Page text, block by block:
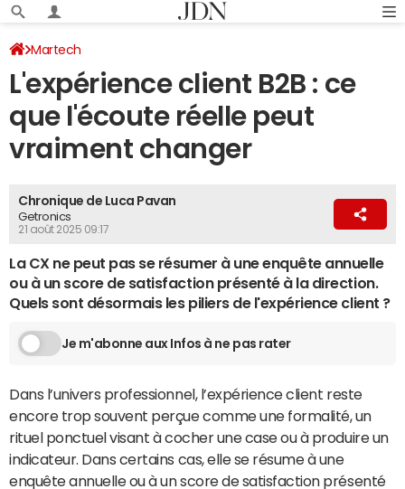
Martech
L'expérience client B2B : ce
que l'écoute réelle peut
vraiment changer
Chronique de Luca Pavan
Getronics
21 août 2025 09:17
La CX ne peut pas se résumer à une enquête annuelle
ou à un score de satisfaction présenté à la direction.
Quels sont désormais les piliers de l'expérience client ?
Je m'abonne aux Infos à ne pas rater
Dans l’univers professionnel, l’expérience client reste
encore trop souvent perçue comme une formalité, un
rituel ponctuel visant à cocher une case ou à produire un
indicateur. Dans certains cas, elle se résume à une
enquête annuelle ou à un score de satisfaction présenté